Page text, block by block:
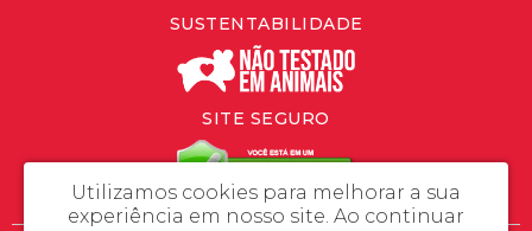
SUSTENTABILIDADE
SITE SEGURO
Utilizamos cookies para melhorar a sua
experiência em nosso site. Ao continuar